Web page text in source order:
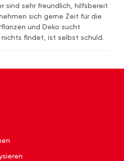
sind sehr freundlich, hilfsbereit
sich gerne Zeit für die
und Deko sucht
findet, ist selbst schuld.